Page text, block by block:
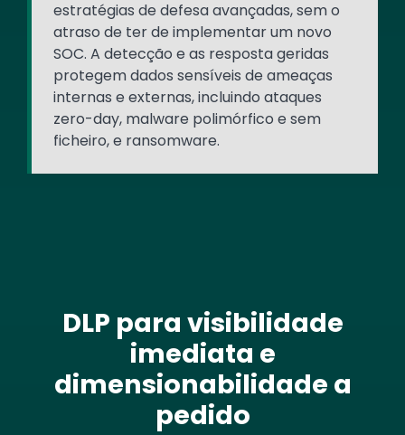
estratégias de defesa avançadas, sem o
atraso de ter de implementar um novo
SOC. A detecção e as resposta geridas
protegem dados sensíveis de ameaças
internas e externas, incluindo ataques
zero-day, malware polimórfico e sem
ficheiro, e ransomware.
DLP para visibilidade
imediata e
dimensionabilidade a
pedido